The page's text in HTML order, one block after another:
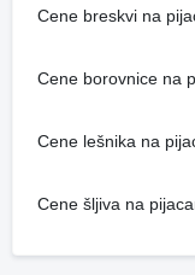
Cene breskvi na
Cene borovnice na
Cene lešnika na
Cene šljiva na